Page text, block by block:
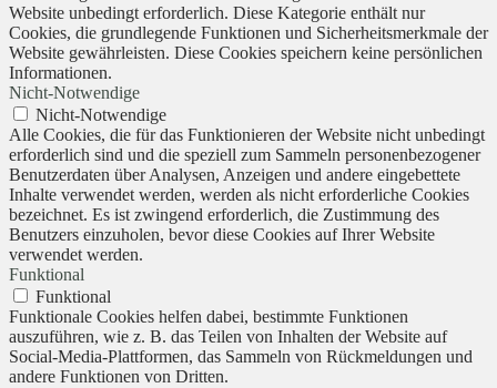
Website unbedingt erforderlich. Diese Kategorie enthält nur
Cookies, die grundlegende Funktionen und Sicherheitsmerkmale der
Website gewährleisten. Diese Cookies speichern keine persönlichen
Informationen.
Nicht-Notwendige
Nicht-Notwendige
Alle Cookies, die für das Funktionieren der Website nicht unbedingt
erforderlich sind und die speziell zum Sammeln personenbezogener
Benutzerdaten über Analysen, Anzeigen und andere eingebettete
Inhalte verwendet werden, werden als nicht erforderliche Cookies
bezeichnet. Es ist zwingend erforderlich, die Zustimmung des
Benutzers einzuholen, bevor diese Cookies auf Ihrer Website
verwendet werden.
Funktional
Funktional
Funktionale Cookies helfen dabei, bestimmte Funktionen
auszuführen, wie z. B. das Teilen von Inhalten der Website auf
Social-Media-Plattformen, das Sammeln von Rückmeldungen und
andere Funktionen von Dritten.